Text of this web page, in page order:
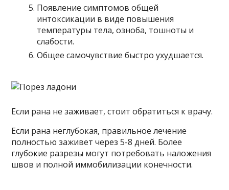
Появление симптомов общей
интоксикации в виде повышения
температуры тела, озноба, тошноты и
слабости.
Общее самочувствие быстро ухудшается.
Если рана не заживает, стоит обратиться к врачу.
Если рана неглубокая, правильное лечение
полностью заживет через 5-8 дней. Более
глубокие разрезы могут потребовать наложения
швов и полной иммобилизации конечности.